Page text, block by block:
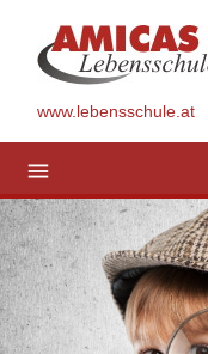
www.lebensschule.at
menu